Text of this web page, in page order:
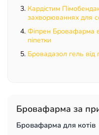
Кардістим
захворюваннях для
Фіпрен Бровафарма
піпетки
Бровадазол гель від
Бровафарма за
Бровафарма для котів